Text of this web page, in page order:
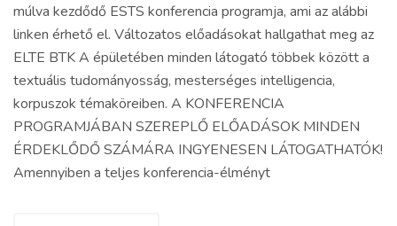
múlva kezdődő ESTS konferencia programja, ami az alábbi
linken érhető el. Változatos előadásokat hallgathat meg az
ELTE BTK A épületében minden látogató többek között a
textuális tudományosság, mesterséges intelligencia,
korpuszok témaköreiben. A KONFERENCIA
PROGRAMJÁBAN SZEREPLŐ ELŐADÁSOK MINDEN
ÉRDEKLŐDŐ SZÁMÁRA INGYENESEN LÁTOGATHATÓK!
Amennyiben a teljes konferencia-élményt